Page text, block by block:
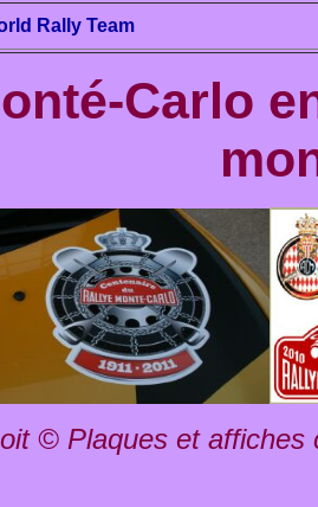
Rally Team
Carlo
© Plaques et